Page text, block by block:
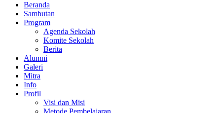
Beranda
Sambutan
Program
Agenda Sekolah
Komite Sekolah
Berita
Alumni
Galeri
Mitra
Info
Profil
Visi dan Misi
Metode Pembelajaran